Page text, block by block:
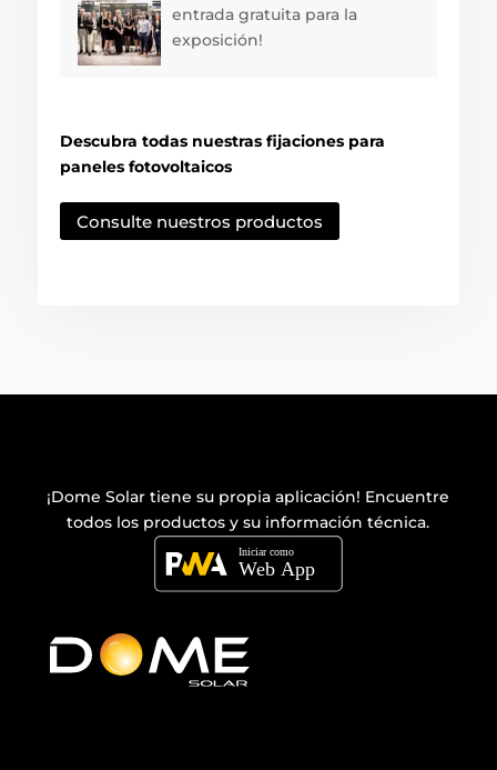
entrada gratuita para la
exposición!
Descubra todas nuestras fijaciones para
paneles fotovoltaicos
Consulte nuestros productos
¡Dome Solar tiene su propiaaplicación! Encuentre
todos los productos y su información técnica.